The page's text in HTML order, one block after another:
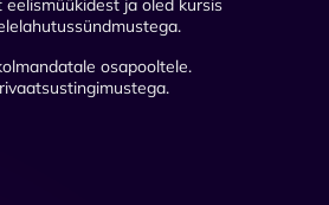
ja oled kursis
osapooltele.